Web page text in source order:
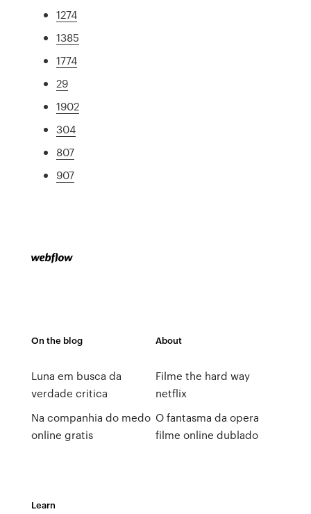
1274
1385
1774
29
1902
304
807
907
On the blog
Luna em busca da
verdade critica
Na companhia do medo
online gratis
About
Filme the hard way
netflix
O fantasma da opera
filme online dublado
Learn